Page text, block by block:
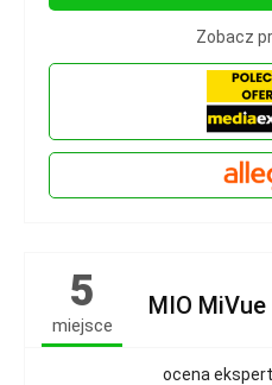
Zobacz
5
miejsce
MIO MiVue
ocena